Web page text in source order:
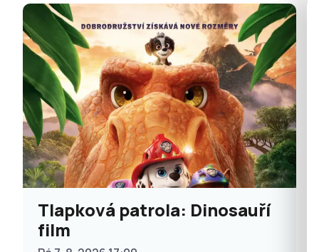
Tlapková patrola: Dinosauří
film